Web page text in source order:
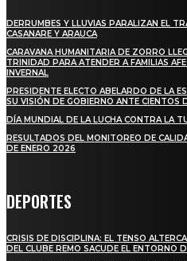
DERRUMBES Y LLUVIAS PARALIZAN EL
CASANARE Y ARAUCA
CARAVANA HUMANITARIA DE ZORRO
TRINIDAD PARA ATENDER A FAMILIAS
INVERNAL
PRESIDENTE ELECTO ABELARDO DE LA
SU VISIÓN DE GOBIERNO ANTE CIENTOS
DÍA MUNDIAL DE LA LUCHA CONTRA LA
RESULTADOS DEL MONITOREO DE
DE ENERO 2026
DEPORTES
CRISIS DE DISCIPLINA: EL TENSO
DEL CLUBE REMO SACUDE EL ENTORNO